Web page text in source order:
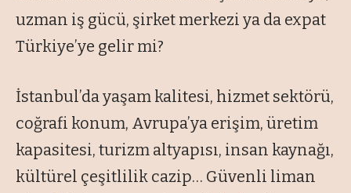
uzman iş gücü, şirket merkezi ya da expat
Türkiye’ye gelir mi?
İstanbul’da yaşam kalitesi, hizmet sektörü,
coğrafi konum, Avrupa’ya erişim, üretim
kapasitesi, turizm altyapısı, insan kaynağı,
kültürel çeşitlilik cazip… Güvenli liman